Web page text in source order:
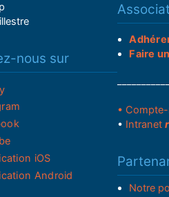
nous sur
iOS
Android
Faire
•
• Intranet
Notre